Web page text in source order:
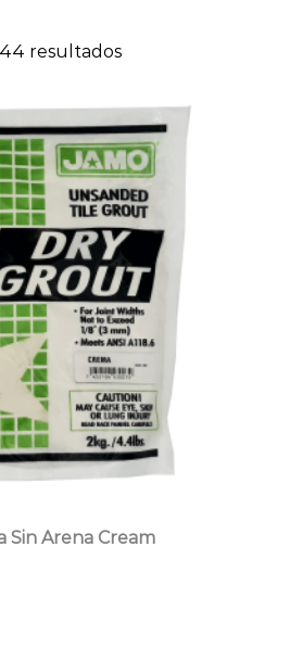
44 resultadosOrdenado
precio:
bajo
a
alto
Sin Arena Cream